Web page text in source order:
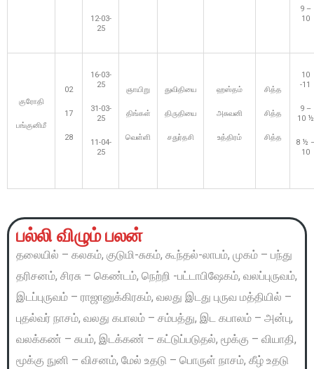
12-03-
25
9 –
10
குரோதி
பங்குனிமீ
02
17
28
16-03-
25
31-03-
25
11-04-
25
ஞாயிறு
திங்கள்
வெள்ளி
துவிதியை
திருதியை
சதுர்தசி
ஹஸ்தம்
அசுவனி
உத்திரம்
சித்த
சித்த
சித்த
10
-11
9 –
10 ½
8 ½
10
பல்லி விழும் பலன்
தலையில் – கலகம், குடுமி-சுகம், கூந்தல்-லாபம், முகம் – பந்து
தரிசனம், சிரசு – கெண்டம், நெற்றி -பட்டாபிஷேகம், வலப்புருவம்,
இடப்புருவம் – ராஜானுக்கிரகம், வலது இடது புருவ மத்தியில் –
புதல்வர் நாசம், வலது கபாலம் – சம்பத்து, இட கபாலம் – அன்பு,
வலக்கண் – சுபம், இடக்கண் – கட்டுப்படுதல், மூக்கு – வியாதி,
மூக்கு நுனி – விசனம், மேல் உதடு – பொருள் நாசம், கீழ் உதடு